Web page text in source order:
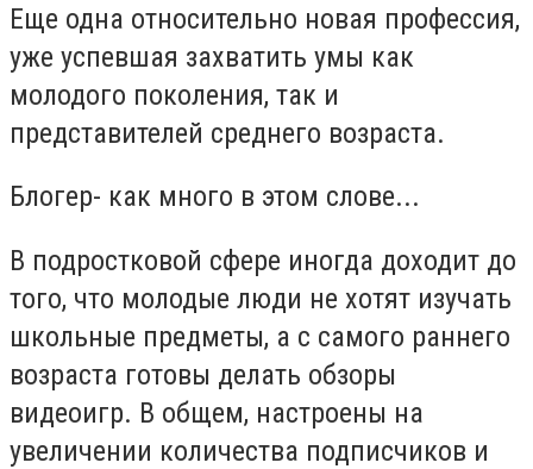
Еще одна относительно новая профессия,
уже успевшая захватить умы как
молодого поколения, так и
представителей среднего возраста.
Блогер- как много в этом слове...
В подростковой сфере иногда доходит до
того, что молодые люди не хотят изучать
школьные предметы, а с самого раннего
возраста готовы делать обзоры
видеоигр. В общем, настроены на
увеличении количества подписчиков и